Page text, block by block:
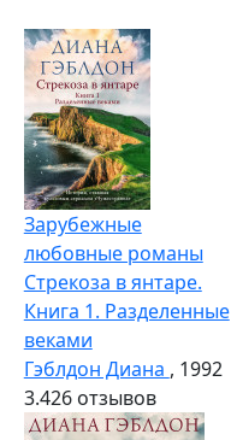
Зарубежные
любовные романы
Стрекоза в янтаре.
Книга 1. Разделенные
веками
Гэблдон Диана , 1992
3.426 отзывов